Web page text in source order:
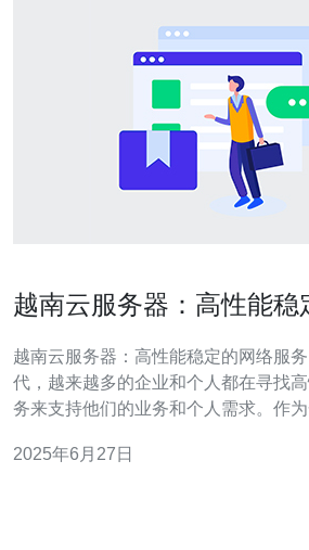
越南云服务器：高性能稳
越南云服务器：高性能稳定的网络服务 在当今数字化时
代，越来越多的企业和个人都在寻找
务来支持他们的业务和个人需求。作
器以其高性能和稳定性受到了广泛关注。 越南云服务
2025年6月27日